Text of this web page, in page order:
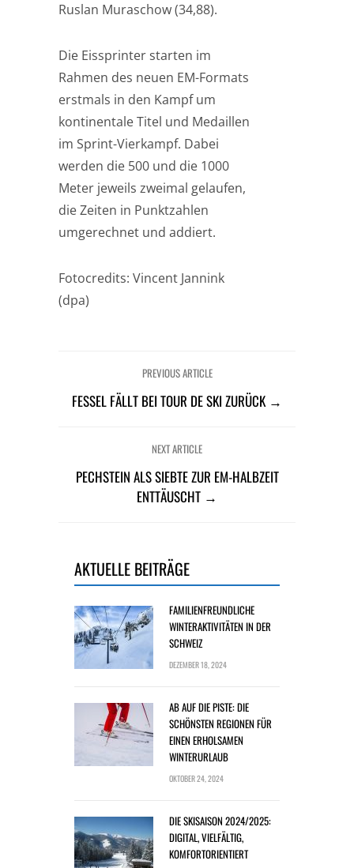
Ruslan Muraschow (34,88).
Die Eissprinter starten im
Rahmen des neuen EM-Formats
erstmals in den Kampf um
kontinentale Titel und Medaillen
im Sprint-Vierkampf. Dabei
werden die 500 und die 1000
Meter jeweils zweimal gelaufen,
die Zeiten in Punktzahlen
umgerechnet und addiert.
Fotocredits: Vincent Jannink
(dpa)
PREVIOUS ARTICLE
FESSEL FÄLLT BEI TOUR DE SKI ZURÜCK →
NEXT ARTICLE
PECHSTEIN ALS SIEBTE ZUR EM-HALBZEIT
ENTTÄUSCHT →
AKTUELLE BEITRÄGE
FAMILIENFREUNDLICHE
WINTERAKTIVITÄTEN IN DER
SCHWEIZ
DEZEMBER 18, 2024
AB AUF DIE PISTE: DIE
SCHÖNSTEN REGIONEN FÜR
EINEN ERHOLSAMEN
WINTERURLAUB
OKTOBER 24, 2024
DIE SKISAISON 2024/2025:
DIGITAL, VIELFÄLTIG,
KOMFORTORIENTIERT